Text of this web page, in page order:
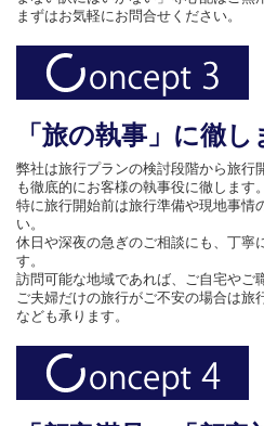
まずはお気軽にお問合せください。
「旅の執事」に徹し
弊社は旅行プランの検討段階から旅行
も徹底的にお客様の執事役に徹します。
特に旅行開始前は旅行準備や現地事情
い。
休日や深夜の急ぎのご相談にも、丁寧
す。
訪問可能な地域であれば、ご自宅やご
ご夫婦だけの旅行がご不安の場合は旅
なども承ります。